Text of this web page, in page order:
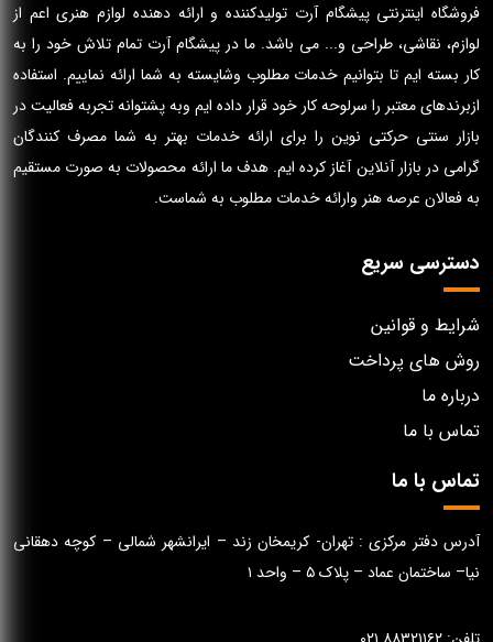
فروشگاه اینترنتی پیشگام آرت تولیدکننده و ارائه دهنده لوازم هنری اعم از
لوازم، نقاشی، طراحی و... می باشد. ما در پیشگام آرت تمام تلاش خود را به
کار بسته ایم تا بتوانیم خدمات مطلوب وشایسته به شما ارائه نماییم. استفاده
ازبرندهای معتبر را سرلوحه کار خود قرار داده ایم وبه پشتوانه تجربه فعالیت در
بازار سنتی حرکتی نوین را برای ارائه خدمات بهتر به شما مصرف کنندگان
گرامی در بازار آنلاین آغاز کرده ایم. هدف ما ارائه محصولات به صورت مستقیم
به فعالان عرصه هنر وارائه خدمات مطلوب به شماست.
دسترسی سریع
شرایط و قوانین
روش های پرداخت
درباره ما
تماس با ما
تماس با ما
آدرس دفتر مرکزی : تهران- کریمخان زند – ایرانشهر شمالی – کوچه دهقانی
نیا– ساختمان عماد – پلاک ۵ – واحد ۱